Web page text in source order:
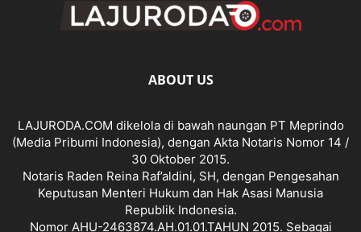
ABOUT US
LAJURODA.COM dikelola di bawah naungan PT Meprindo
(Media Pribumi Indonesia), dengan Akta Notaris Nomor 14 /
30 Oktober 2015.
Notaris Raden Reina Raf’aldini, SH, dengan Pengesahan
Keputusan Menteri Hukum dan Hak Asasi Manusia
Republik Indonesia.
Nomor AHU-2463874.AH.01.01.TAHUN 2015. Sebagai